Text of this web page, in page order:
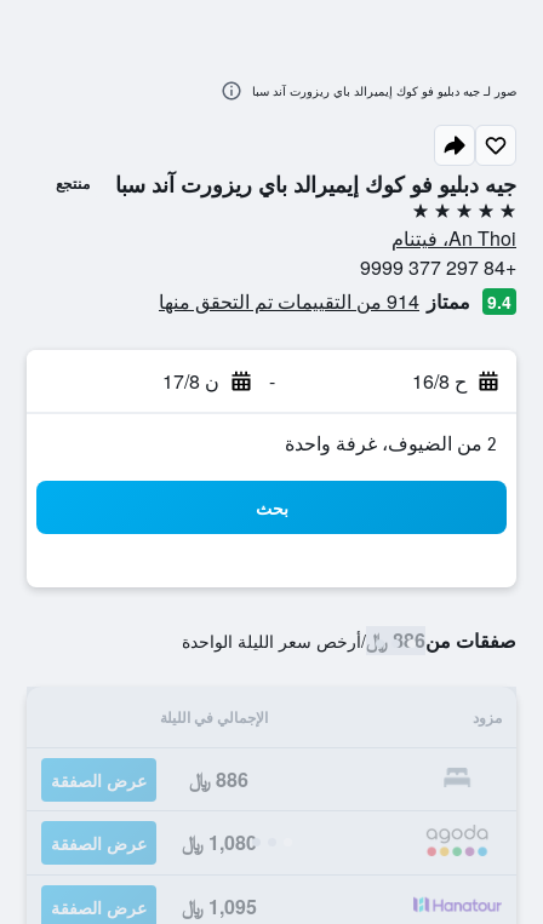
جيه دبليو فو كوك إيميرالد باي ريزورت آند سبا منتجع
5 نجوم
An Thoi، فيتنام
+84 297 377 9999
9.4 ممتاز 914 من التقييمات تم التحقق منها
ح 16/8 - ن 17/8
2 من الضيوف، غرفة واحدة
بحث
صفقات من886 ﷼ /أرخص سعر الليلة الواحدة
مزود الإجمالي في الليلة
886 ﷼ عرض الصفقة
1,080 ﷼ عرض الصفقة
1,095 ﷼ عرض الصفقة
صور لـ جيه دبليو فو كوك إيميرالد باي ريزورت آند سبا